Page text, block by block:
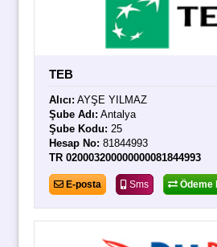
TEB
Alıcı: AYŞE YILMAZ
Şube Adı: Antalya
Şube Kodu: 25
Hesap No: 81844993
TR 020003200000000081844993
E-posta Sms Ödeme